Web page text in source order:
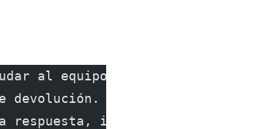
al equipo de operaciones
Responde siempre
indica que escalarás